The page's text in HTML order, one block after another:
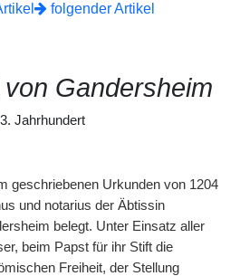
folgender Artikel
von Gandersheim
Jahrhundert
geschriebenen Urkunden von 1204
und notarius der Äbtissin
belegt. Unter Einsatz aller
beim Papst für ihr Stift die
Freiheit, der Stellung